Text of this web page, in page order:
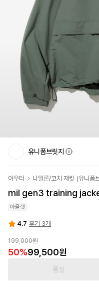
유니폼브릿지
아우터 나일론/코치 재킷 (유니폼
mil gen3 training
아울렛
4.7 후기 3개
199,000원
50%99,500원
품절